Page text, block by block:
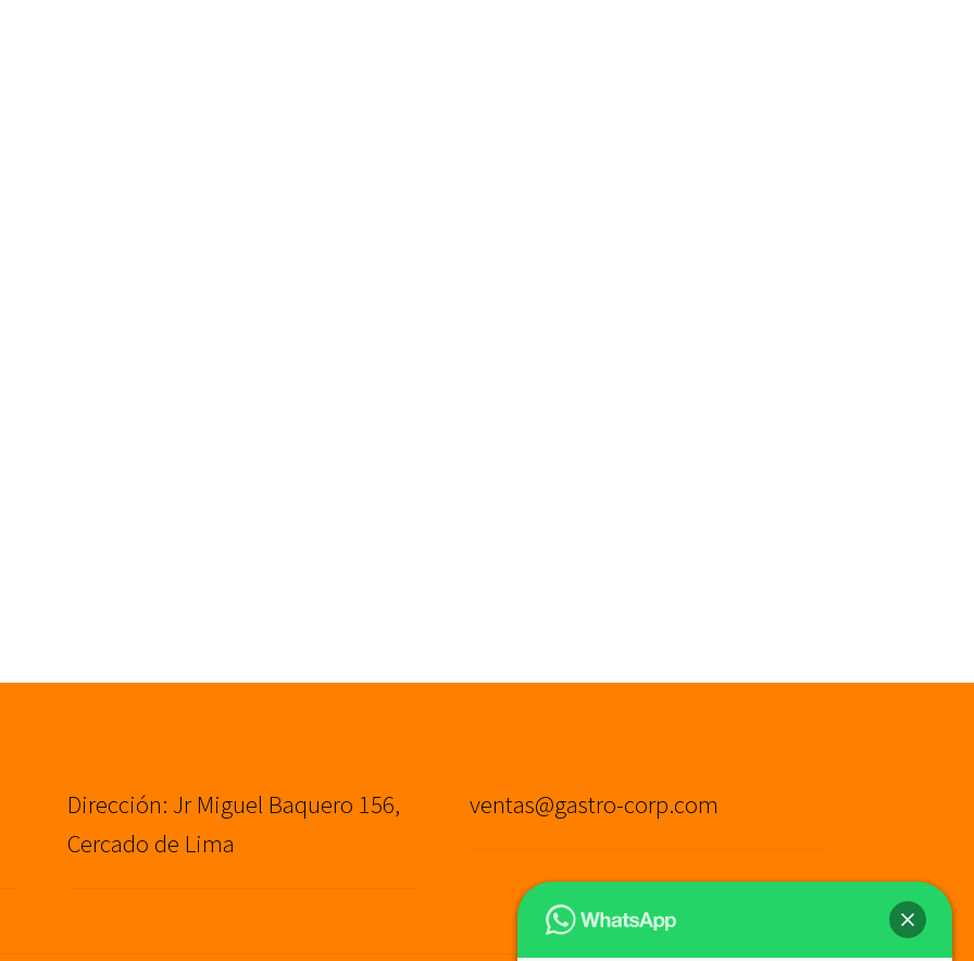
Dirección: Jr Miguel Baquero 156,
Cercado de Lima
ventas@gastro-corp.com